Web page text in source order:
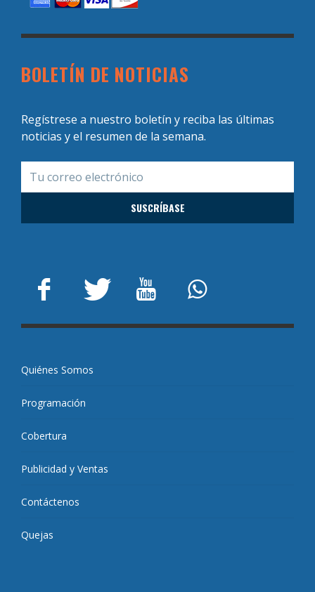
BOLETÍN DE NOTICIAS
Regístrese a nuestro boletín y reciba las últimas
noticias y el resumen de la semana.
Quiénes Somos
Programación
Cobertura
Publicidad y Ventas
Contáctenos
Quejas